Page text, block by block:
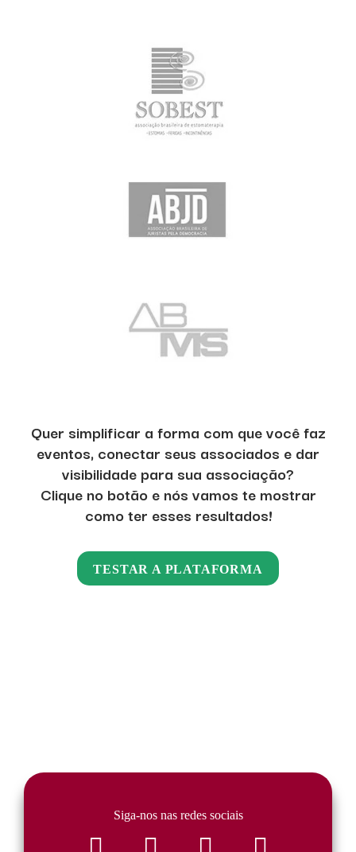
Quer simplificar a forma com que você faz
eventos, conectar seus associados e dar
visibilidade para sua associação?
Clique no botão e nós vamos te mostrar
como ter esses resultados!
TESTAR A PLATAFORMA
Siga-nos nas redes sociais